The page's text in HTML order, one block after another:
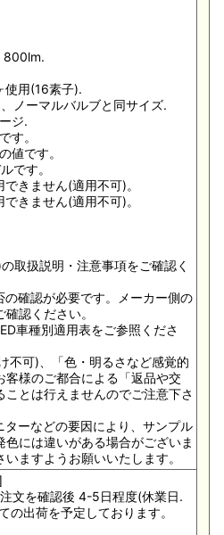
800lm.
使用(16素子).
ノーマルバルブと同サイズ.
ジ.
す。
値です。
です。
きません(適用不可)。
きません(適用不可)。
取扱説明・注意事項をご確認く
確認が必要です。メーカー側の
認ください。
車種別適用表をご参照くださ
不可)、「色・明るさなど感覚的
客様のご都合による「返品や交
ことは行えませんのでご注意下さ
ーなどの要因により、サンプル
色には違いがある場合がございま
ますようお願いいたします。
文を確認後 4-5日程度(休業日.
の出荷を予定しております。